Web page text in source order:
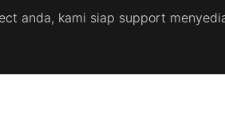
anda, kami siap support